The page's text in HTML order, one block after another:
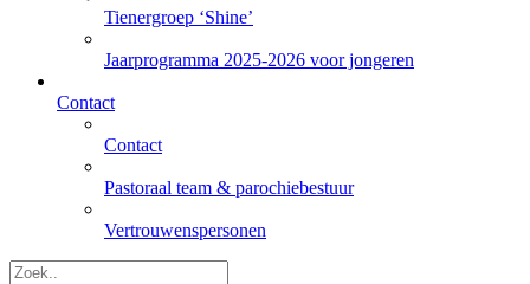
Tienergroep ‘Shine’
Jaarprogramma 2025-2026 voor jongeren
Contact
Contact
Pastoraal team & parochiebestuur
Vertrouwenspersonen